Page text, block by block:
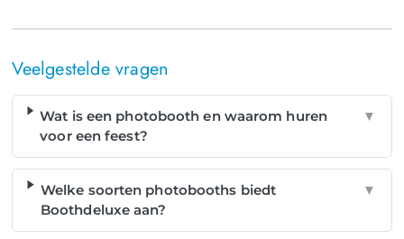
Veelgestelde vragen
Wat is een photobooth en waarom huren
voor een feest?
▼
Welke soorten photobooths biedt
Boothdeluxe aan?
▼